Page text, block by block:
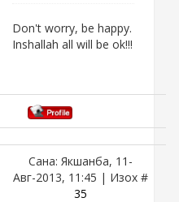
Don't worry, be happy.
Inshallah all will be ok!!!
Сана: Якшанба, 11-
Авг-2013, 11:45 | Изох #
35